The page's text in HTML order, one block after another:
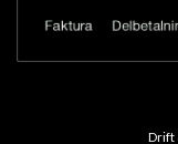
Drift